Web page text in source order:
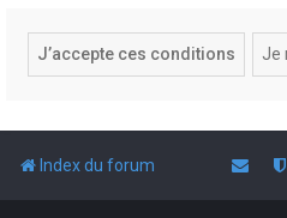
Index du forum